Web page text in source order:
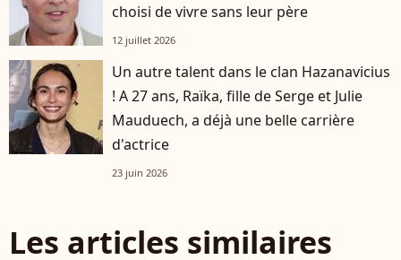
choisi de vivre sans leur père
12 juillet 2026
Un autre talent dans le clan Hazanavicius
! A 27 ans, Raïka, fille de Serge et Julie
Mauduech, a déjà une belle carrière
d'actrice
23 juin 2026
Les articles similaires